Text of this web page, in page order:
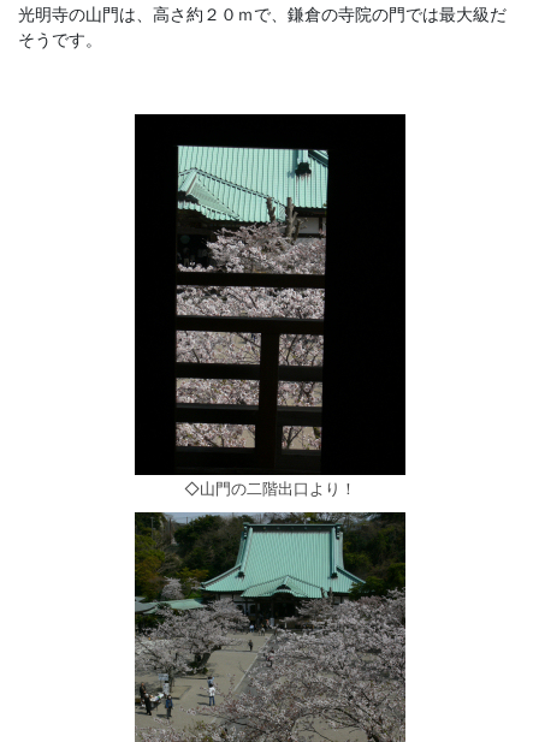
光明寺の山門は、高さ約２０ｍで、鎌倉の寺院の門では最大級だ
そうです。
◇山門の二階出口より！